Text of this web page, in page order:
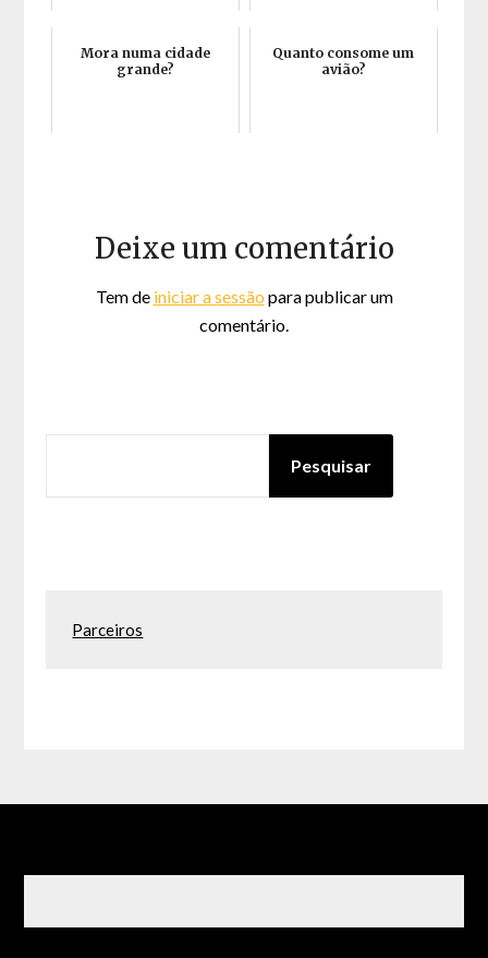
Mora numa cidade
grande?
Quanto consome um
avião?
Deixe um comentário
Tem de iniciar a sessão para publicar um
comentário.
Pesquisar
Parceiros